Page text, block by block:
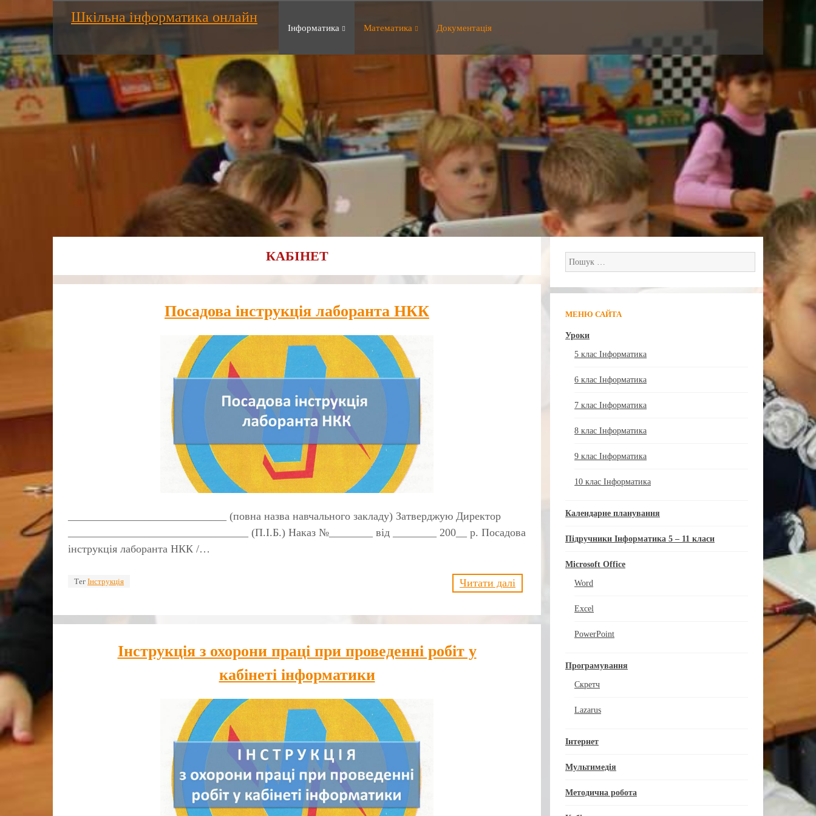
Шкільна інформатика онлайн
Інформатика Математика Документація
КАБІНЕТ
Посадова інструкція лаборанта НКК
_____________________________ (повна назва навчального закладу) Затверджую Директор
_________________________________ (П.І.Б.) Наказ №________ від ________ 200__ р. Посадова
інструкція лаборанта НКК /…
Тег Інструкція Читати далі
Інструкція з охорони праці при проведенні робіт у
кабінеті інформатики
Пошук:
МЕНЮ САЙТА
Уроки
5 клас Інформатика
6 клас Інформатика
7 клас Інформатика
8 клас Інформатика
9 клас Інформатика
10 клас Інформатика
Календарне планування
Підручники Інформатика 5 – 11 класи
Microsoft Office
Word
Excel
PowerPoint
Програмування
Скретч
Lazarus
Інтернет
Мультимедія
Методична робота